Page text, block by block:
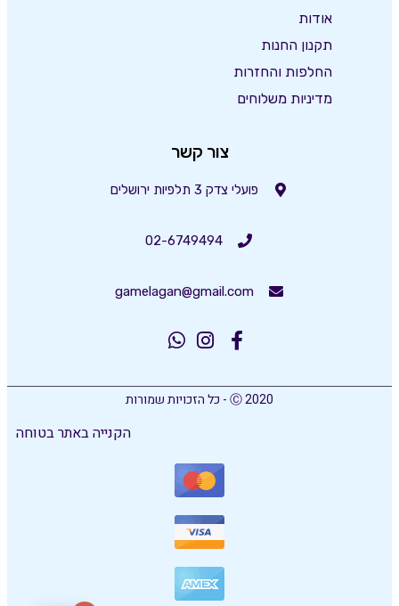
אודות
תקנון החנות
החלפות והחזרות
מדיניות משלוחים
צור קשר
פועלי צדק 3 תלפיות ירושלים
02-6749494
gamelagan@gmail.com
Ⓒ 2020 - כל הזכויות שמורות
הקנייה באתר בטוחה